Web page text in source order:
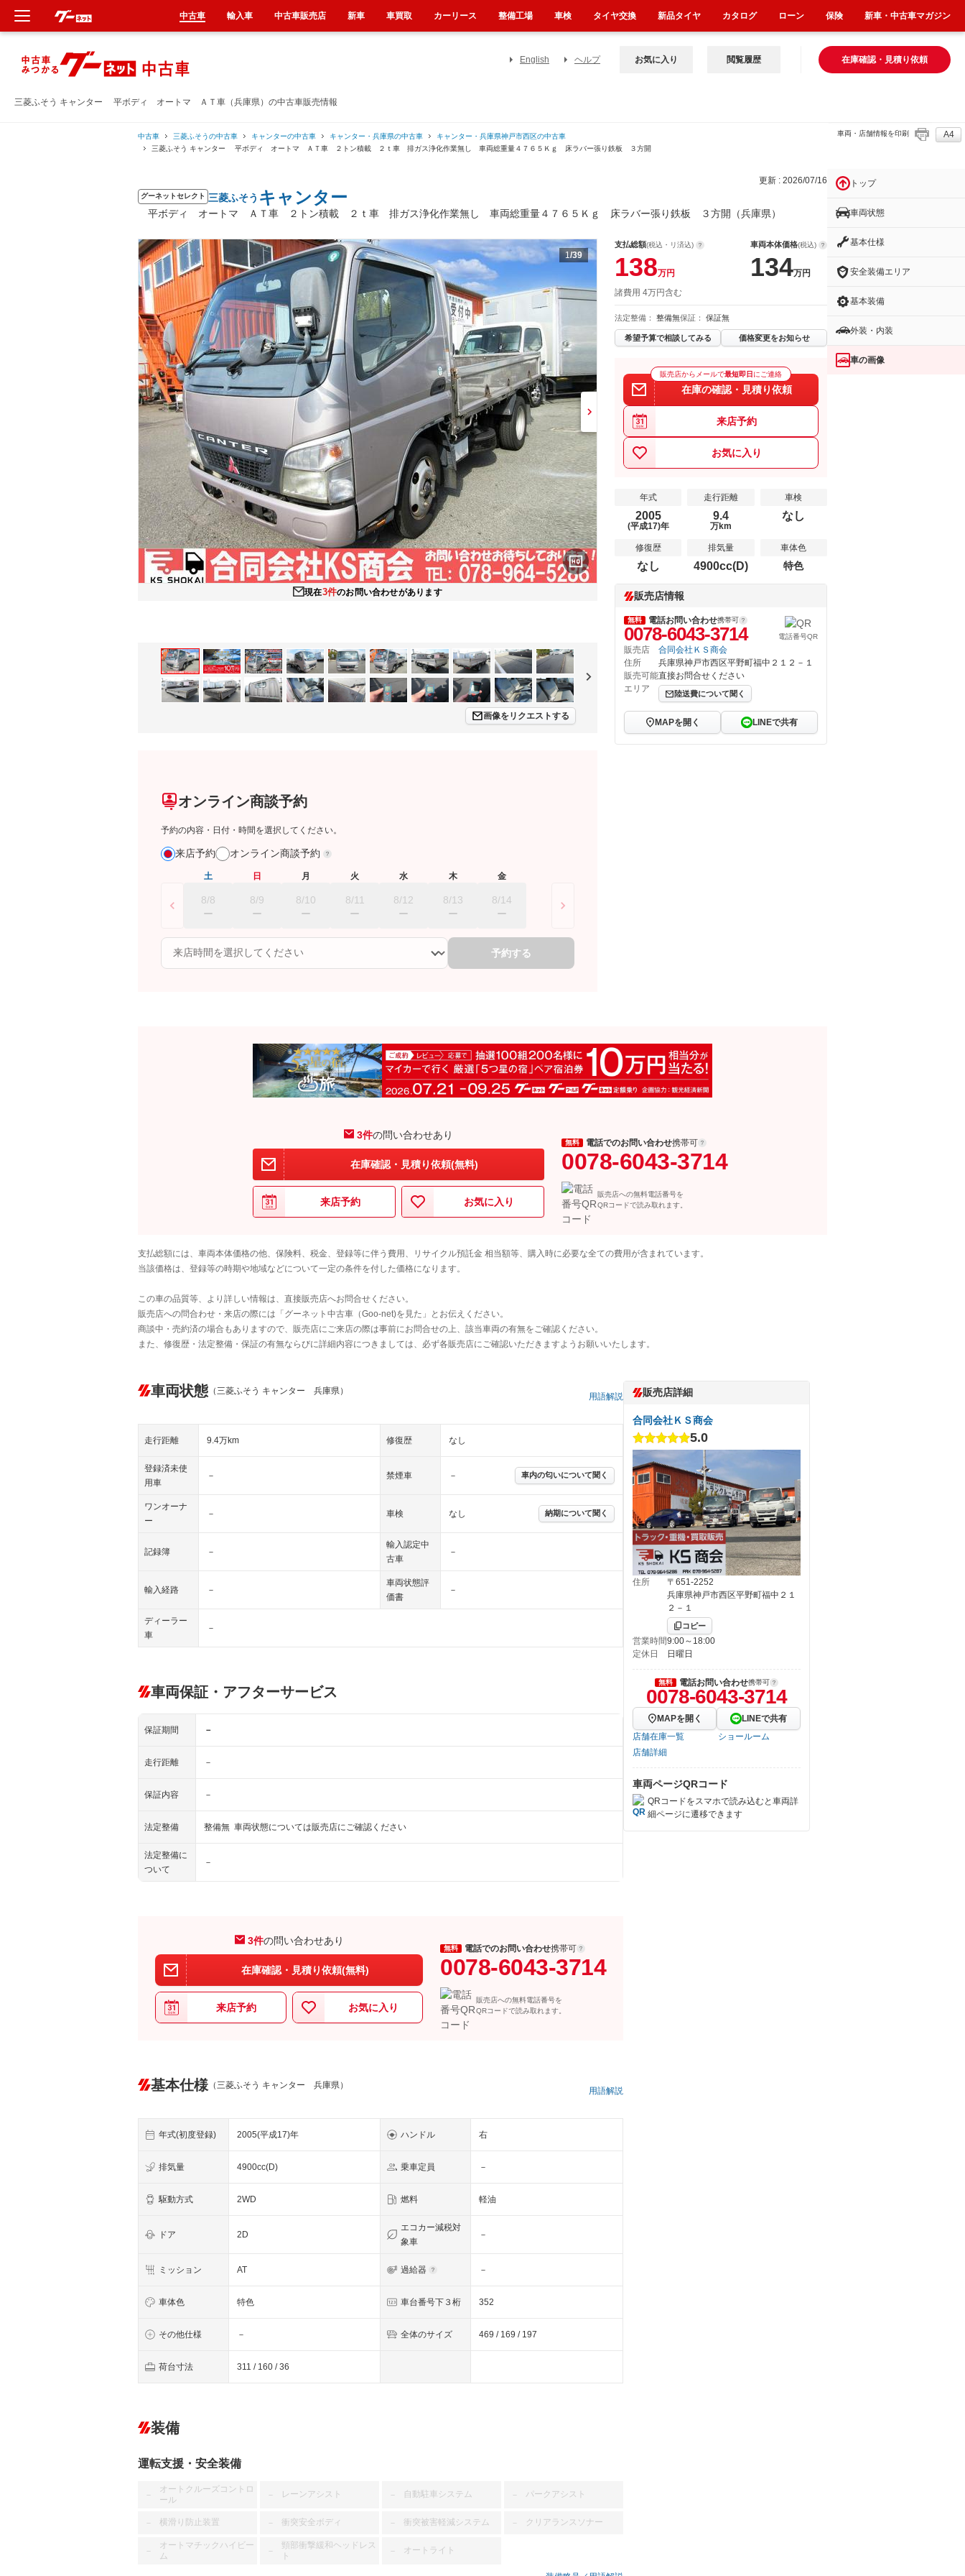
三菱ふそう キャンター 平ボディ オートマ ＡＴ車（兵庫県）の中古車販売情報
English ヘルプ 在庫確認・見積り依頼
お気に入り 閲覧履歴
中古車 三菱ふそうの中古車 キャンターの中古車 キャンター・兵庫県の中古車
キャンター・兵庫県神戸市西区の中古車
三菱ふそう キャンター 平ボディ オートマ ＡＴ車 ２トン積載 ２ｔ車 排ガス浄化作業無し 車両総重量４７６５Ｋｇ 床ラバー張り鉄板 ３方開
車両・店舗情報を印刷 A4
更新 : 2026/07/16
グーネットセレクト 三菱ふそう キャンター
平ボディ オートマ ＡＴ車 ２トン積載 ２ｔ車 排ガス浄化作業無し 車両総重量４７６５Ｋｇ 床ラバー張り鉄板 ３方開（兵庫県）
1/39
現在3件のお問い合わせがあります
画像をリクエストする
オンライン商談予約
予約の内容・日付・時間を選択してください。
来店予約 オンライン商談予約
土
8/8
日
8/9
月
8/10
火
8/11
水
8/12
木
8/13
金
8/14
予約する
支払総額(税込・リ済込)
138万円
車両本体価格(税込)
134万円
諸費用 4万円含む
法定整備： 整備無保証： 保証無
希望予算で相談してみる 価格変更をお知らせ
販売店からメールで最短即日 にご連絡
在庫の確認・見積り依頼
来店予約
お気に入り
年式
2005
(平成17)年
走行距離
9.4
万km
車検
なし
修復歴
なし
排気量
4900cc(D)
車体色
特色
販売店情報
無料 電話お問い合わせ携帯可
0078-6043-3714 電話番号QR
販売店
合同会社ＫＳ商会
住所
兵庫県神戸市西区平野町福中２１２－１
販売可能
エリア
直接お問合せください
陸送費について聞く
MAPを開く LINEで共有
3件の問い合わせあり
在庫確認・見積り依頼(無料)
来店予約 お気に入り
無料 電話でのお問い合わせ携帯可
0078-6043-3714
販売店への無料電話番号を
QRコードで読み取れます。
支払総額には、車両本体価格の他、保険料、税金、登録等に伴う費用、リサイクル預託金 相当額等、購入時に必要な全ての費用が含まれています。
当該価格は、登録等の時期や地域などについて一定の条件を付した価格になります。
この車の品質等、より詳しい情報は、直接販売店へお問合せください。
販売店への問合わせ・来店の際には「グーネット中古車（Goo-net)を見た」とお伝えください。
商談中・売約済の場合もありますので、販売店にご来店の際は事前にお問合せの上、該当車両の有無をご確認ください。
また、修復歴・法定整備・保証の有無ならびに詳細内容につきましては、必ず各販売店にご確認いただきますようお願いいたします。
車両状態 （三菱ふそう キャンター 兵庫県）
用語解説
走行距離 9.4万km 修復歴 なし
登録済未使
用車
－ 禁煙車 － 車内の匂いについて聞く
ワンオーナ
ー
－ 車検 なし 納期について聞く
記録簿 －
輸入認定中
古車
－
輸入経路 －
車両状態評
価書
－
ディーラー
車
－
車両保証・アフターサービス
保証期間 －
走行距離 －
保証内容 －
法定整備 整備無 車両状態については販売店にご確認ください
法定整備に
ついて
－
3件の問い合わせあり
在庫確認・見積り依頼(無料)
来店予約 お気に入り
無料 電話でのお問い合わせ携帯可
0078-6043-3714
販売店への無料電話番号を
QRコードで読み取れます。
基本仕様 （三菱ふそう キャンター 兵庫県）
用語解説
年式(初度登録) 2005(平成17)年 ハンドル 右
排気量 4900cc(D) 乗車定員 －
駆動方式 2WD 燃料 軽油
ドア 2D
エコカー減税対
象車
－
ミッション AT 過給器 －
車体色 特色 車台番号下３桁 352
その他仕様 － 全体のサイズ 469 / 169 / 197
荷台寸法 311 / 160 / 36
装備
運転支援・安全装備
－
オートクルーズコントロ
ール
－ レーンアシスト － 自動駐車システム － パークアシスト
－ 横滑り防止装置 － 衝突安全ボディ － 衝突被害軽減システム － クリアランスソナー
－
オートマチックハイビー
ム
－
頸部衝撃緩和ヘッドレス
ト
－ オートライト
販売店詳細
合同会社ＫＳ商会
5.0
住所
〒651-2252
兵庫県神戸市西区平野町福中２１
２－１
コピー
営業時間9:00～18:00
定休日
日曜日
無料 電話お問い合わせ携帯可
0078-6043-3714
MAPを開く
LINEで共有
店舗在庫一覧
ショールーム
店舗詳細
車両ページQRコード
QRコードをスマホで読み込むと車両詳
細ページに遷移できます
トップ
車両状態
基本仕様
安全装備エリア
基本装備
外装・内装
車の画像
中古車 輸入車 中古車販売店 新車 車買取 カーリース 整備工場 車検 タイヤ交換 新品タイヤ カタログ ローン 保険 新車・中古車マガジン
新車
中古車